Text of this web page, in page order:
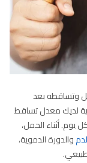
وتساقطه بعد
لديك معدل تساقط
أثناء الحمل،
والدورة الدموية،